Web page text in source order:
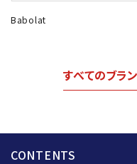
Babolat
すべてのブラ
CONTENTS